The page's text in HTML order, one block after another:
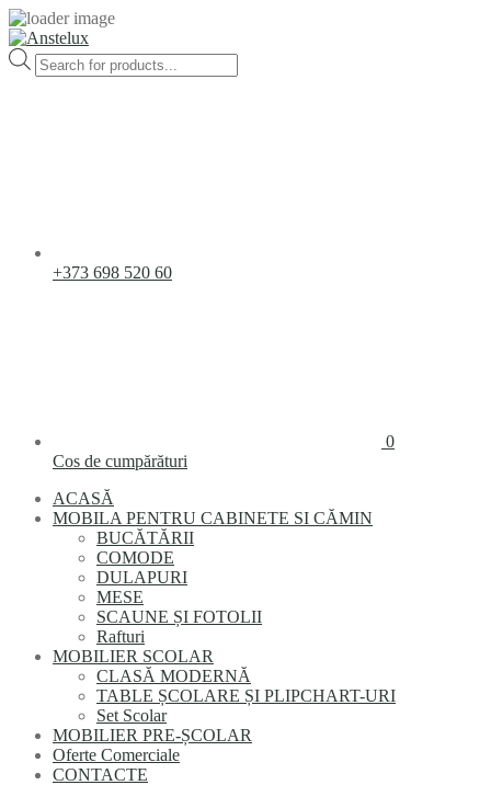
Products
search
+373 698 520 60
0
Cos de cumpărături
ACASĂ
MOBILA PENTRU CABINETE SI CĂMIN
BUCĂTĂRII
COMODE
DULAPURI
MESE
SCAUNE ȘI FOTOLII
Rafturi
MОBILIER SCОLAR
CLASĂ MODERNĂ
TABLE ȘCOLARE ȘI PLIPCHART-URI
Set Scolar
MOBILIER PRE-ȘCOLAR
Oferte Comerciale
CONTACTE